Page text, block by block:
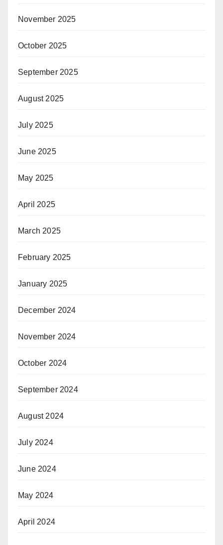
November 2025
October 2025
September 2025
August 2025
July 2025
June 2025
May 2025
April 2025
March 2025
February 2025
January 2025
December 2024
November 2024
October 2024
September 2024
August 2024
July 2024
June 2024
May 2024
April 2024